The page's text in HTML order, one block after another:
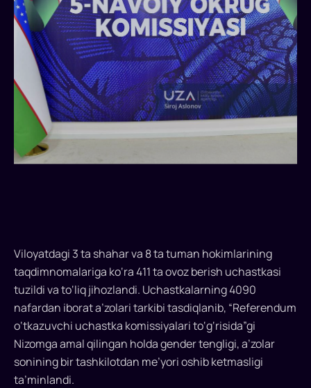
Viloyatdagi 3 ta shahar va 8 ta tuman hokimlarining
taqdimnomalariga ko‘ra 411 ta ovoz berish uchastkasi
tuzildi va to‘liq jihozlandi. Uchastkalarning 4090
nafardan iborat a’zolari tarkibi tasdiqlanib, “Referendum
o‘tkazuvchi uchastka komissiyalari to‘g‘risida”gi
Nizomga amal qilingan holda gender tengligi, a’zolar
sonining bir tashkilotdan me’yori oshib ketmasligi
ta’minlandi.